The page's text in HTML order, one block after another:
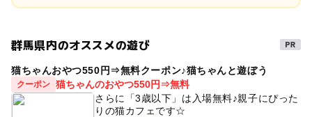
群馬県内のオススメの遊び
猫ちゃんおやつ550円⇒無料クーポン♪猫ちゃんと遊ぼう
クーポン 猫ちゃんのおやつ550円⇒無料
さらに「3歳以下」は入場無料♪親子にぴった
りの猫カフェです☆